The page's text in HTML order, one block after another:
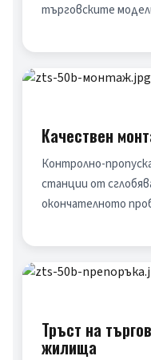
търговските
Качествен
Контролно-
станции от
окончателното
Тръст на
жилища